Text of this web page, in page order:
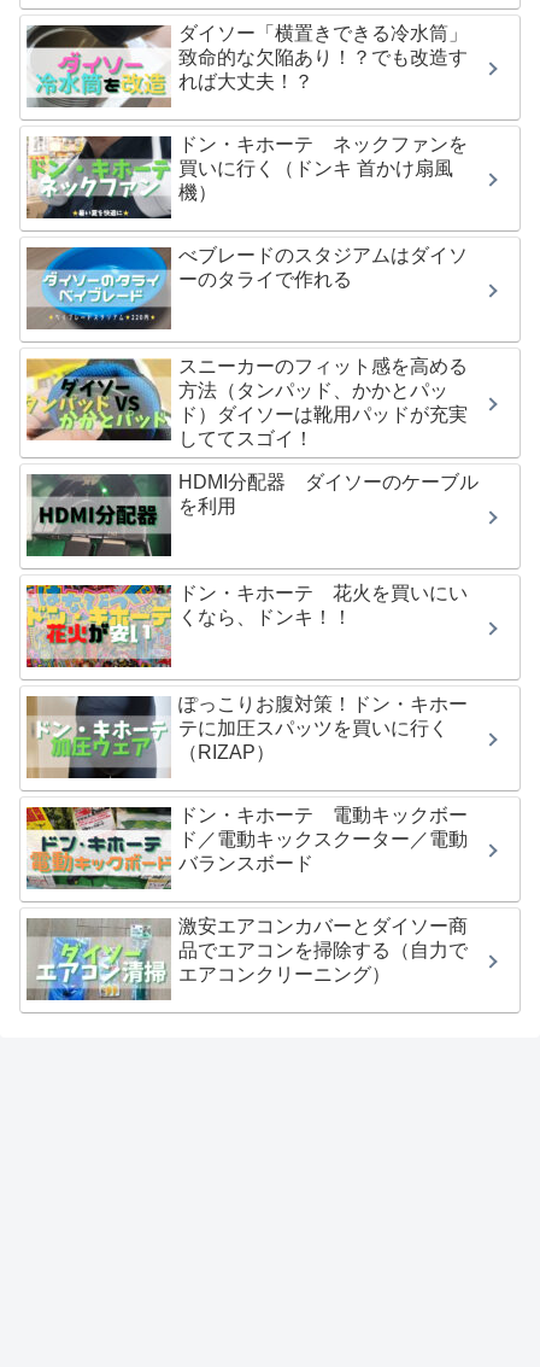
ダイソー「横置きできる冷水筒」
致命的な欠陥あり！？でも改造す
れば大丈夫！？
ドン・キホーテ ネックファンを
買いに行く（ドンキ 首かけ扇風
機）
べブレードのスタジアムはダイソ
ーのタライで作れる
スニーカーのフィット感を高める
方法（タンパッド、かかとパッ
ド）ダイソーは靴用パッドが充実
しててスゴイ！
HDMI分配器 ダイソーのケーブル
を利用
ドン・キホーテ 花火を買いにい
くなら、ドンキ！！
ぽっこりお腹対策！ドン・キホー
テに加圧スパッツを買いに行く
（RIZAP）
ドン・キホーテ 電動キックボー
ド／電動キックスクーター／電動
バランスボード
激安エアコンカバーとダイソー商
品でエアコンを掃除する（自力で
エアコンクリーニング）